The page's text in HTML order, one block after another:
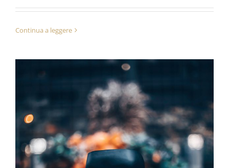
Continua a leggere